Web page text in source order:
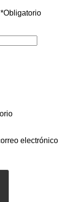
*Obligatorio
electrónico